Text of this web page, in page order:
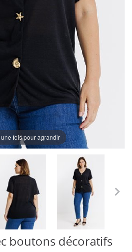
fois pour agrandir
boutons décoratifs